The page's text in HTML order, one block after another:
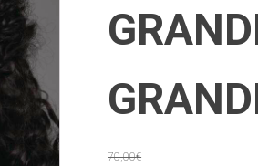
70,00€